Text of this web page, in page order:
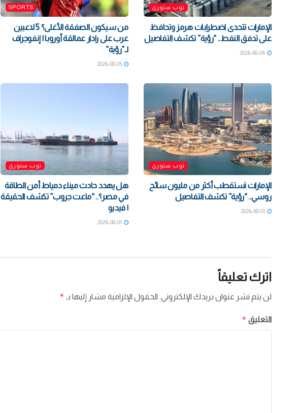
توب ستوري
الإمارات تتحدى اضطرابات هرمز وتحافظ
على تدفق النفط.. “رؤية” تكشف التفاصيل
2026-08-06
SPORTS
من سيكون الصفقة الأغلى؟ 5 لاعبين
عرب على رادار عمالقة أوروبا | إنفوجراف
لـ”رؤية”
2026-08-05
توب ستوري
الإمارات تستقطب أكثر من مليون سائح
روسي.. “رؤية” تكشف التفاصيل
توب ستوري
هل يهدد حادث ميناء دمياط أمن الطاقة
في مصر؟.. “ماعت جروب” تكشف الحقيقة
| فيديو
اترك تعليقاً
لن يتم نشر عنوان بريدك الإلكتروني. الحقول الإلزامية مشار إليها بـ *
التعليق *